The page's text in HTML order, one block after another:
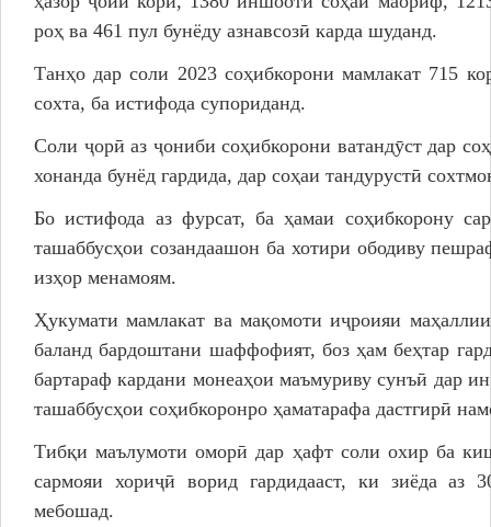
роҳ ва 461 пул бунёду азнавсозӣ карда шуданд.
Танҳо дар соли 2023 соҳибкорони мамлакат 715
сохта, ба истифода супориданд.
Соли ҷорӣ аз ҷониби соҳибкорони ватандӯст дар
хонанда бунёд гардида, дар соҳаи тандурустӣ
Бо истифода аз фурсат, ба ҳамаи соҳибкорону
ташаббусҳои созандаашон ба хотири ободиву
изҳор менамоям.
Ҳукумати мамлакат ва мақомоти иҷроияи
баланд бардоштани шаффофият, боз ҳам беҳтар
бартараф кардани монеаҳои маъмуриву сунъӣ дар
ташаббусҳои соҳибкоронро ҳаматарафа дастгирӣ
Тибқи маълумоти оморӣ дар ҳафт соли охир ба
сармояи хориҷӣ ворид гардидааст, ки зиёда
мебошад.